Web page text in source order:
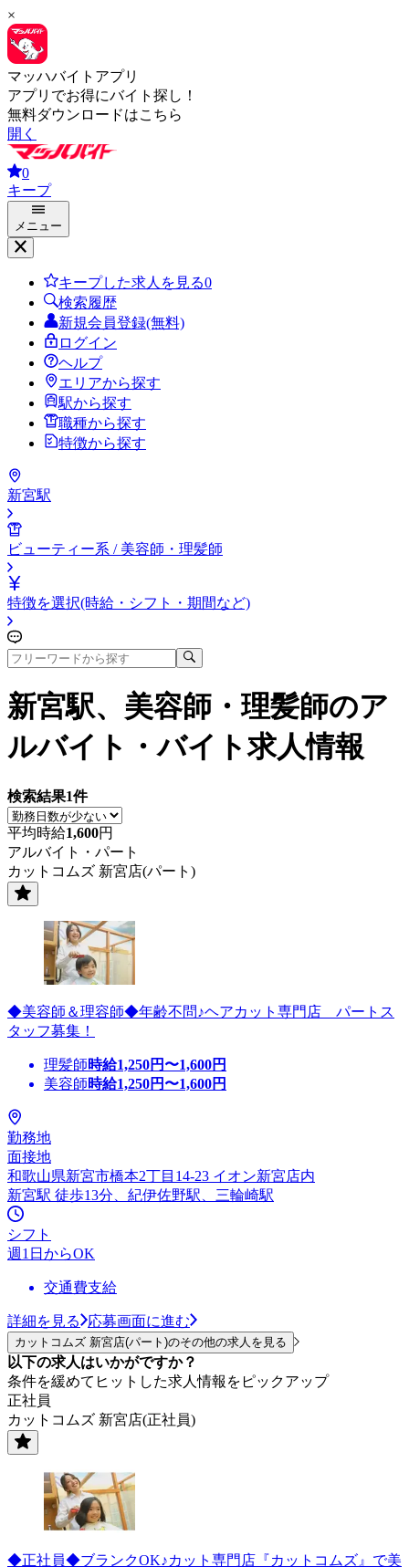
×
マッハバイトアプリ
アプリでお得にバイト探し！
無料ダウンロードはこちら
開く
0
キープ
メニュー
キープした求人を見る0
検索履歴
新規会員登録(無料)
ログイン
ヘルプ
エリアから探す
駅から探す
職種から探す
特徴から探す
新宮駅
ビューティー系 / 美容師・理髪師
特徴を選択(時給・シフト・期間など)
新宮駅、美容師・理髪師のア
ルバイト・バイト求人情報
検索結果1件
平均時給1,600円
アルバイト・パート
カットコムズ 新宮店(パート)
◆美容師＆理容師◆年齢不問♪ヘアカット専門店 パートス
タッフ募集！
理髪師時給1,250円〜1,600円
美容師時給1,250円〜1,600円
勤務地
面接地
和歌山県新宮市橋本2丁目14-23 イオン新宮店内
新宮駅 徒歩13分、紀伊佐野駅、三輪崎駅
シフト
週1日からOK
交通費支給
詳細を見る 応募画面に進む
カットコムズ 新宮店(パート)のその他の求人を見る
以下の求人はいかがですか？
条件を緩めてヒットした求人情報をピックアップ
正社員
カットコムズ 新宮店(正社員)
◆正社員◆ブランクOK♪カット専門店『カットコムズ』で美